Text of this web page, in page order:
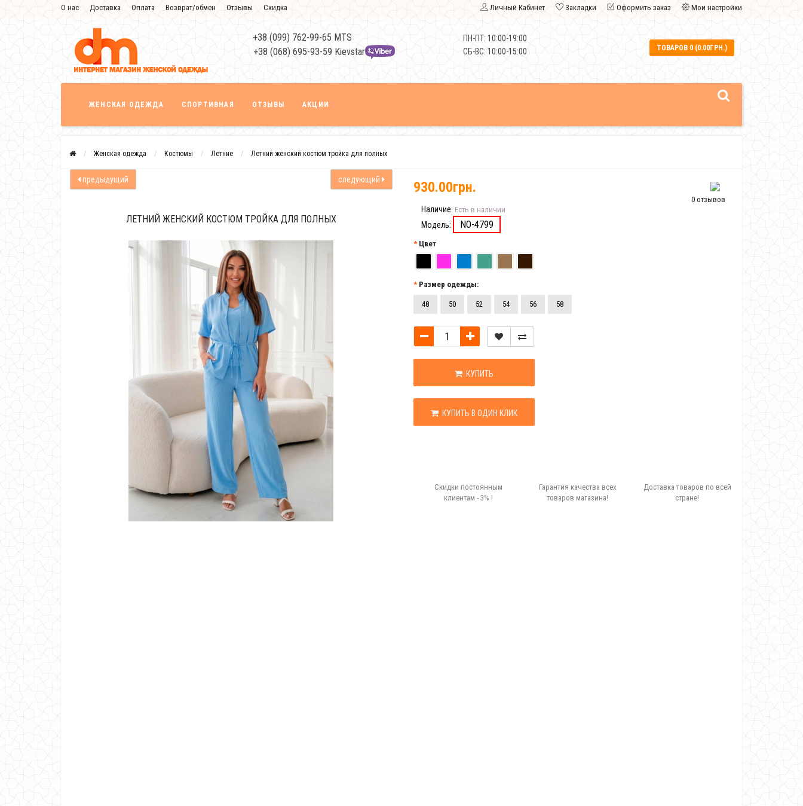
О нас Доставка Оплата Возврат/обмен Отзывы Скидка Личный Кабинет Закладки Оформить заказ Мои настройки
+38 (099) 762-99-65 MTS
+38 (068) 695-93-59 Kievstar
ПН-ПТ: 10:00-19:00
СБ-ВС: 10:00-15:00
ТОВАРОВ 0 (0.00ГРН.)
ЖЕНСКАЯ ОДЕЖДА СПОРТИВНАЯ ОТЗЫВЫ АКЦИИ
Женская одежда Костюмы Летние Летний женский костюм тройка для полных
предыдущий следующий
ЛЕТНИЙ ЖЕНСКИЙ КОСТЮМ ТРОЙКА ДЛЯ ПОЛНЫХ
0 отзывов
930.00грн.
Наличие: Есть в наличии
Модель: NO-4799
Цвет
Размер одежды:
48 50 52 54 56 58
КУПИТЬ
КУПИТЬ В ОДИН КЛИК
Скидки постоянным
клиентам - 3% !
Гарантия качества всех
товаров магазина!
Доставка товаров по всей
стране!